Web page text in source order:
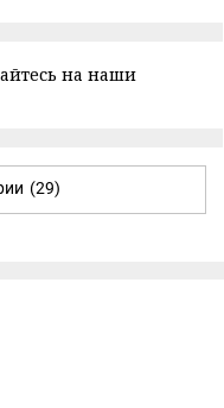
на наши
(29)